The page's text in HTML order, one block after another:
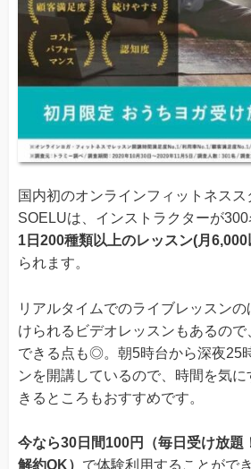
国内初のオンラインフィットネスス
SOELUは、インストラクターが
1日200種類以上のレッスン(月6,000
られます。
リアルタイムでのライブレッスン
けられるビデオレッスンもあるの
できる点も◎。朝5時台から深夜25
ンを開講しているので、時間を気
きるところもおすすめです。
今なら30日間100円（毎日受け放題
解約OK） で体験利用することがで